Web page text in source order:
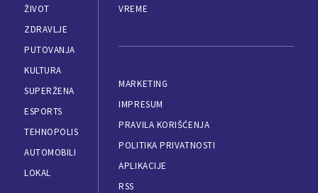
ŽIVOT
ZDRAVLJE
PUTOVANJA
KULTURA
SUPERŽENA
ESPORTS
TEHNOPOLIS
AUTOMOBILI
LOKAL
VREME
MARKETING
IMPRESUM
PRAVILA KORIŠĆENJA
POLITIKA PRIVATNOSTI
APLIKACIJE
RSS